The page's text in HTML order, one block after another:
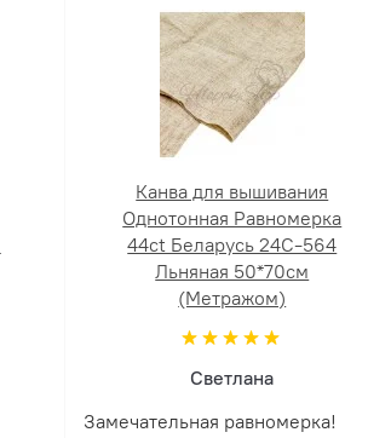
Канва для вышивания
Однотонная Равномерка
44ct Беларусь 24С-564
Льняная 50*70см
(Метражом)
Светлана
Замечательная равномерка!